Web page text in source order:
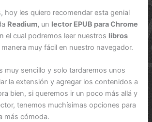
hoy les quiero recomendar esta genial
Readium, un lector EPUB para Chrome
el cual podremos leer nuestros libros
muy fácil en nuestro navegador.
muy sencillo y solo tardaremos unos
la extensión y agregar los contenidos a
bien, si queremos ir un poco más allá y
tenemos muchísimas opciones para
más cómoda.